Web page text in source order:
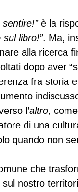
è la
libro!”. Ma,
alla ricerca
dopo aver
fra storia
l’altro,
di una
quando non
che
nostro